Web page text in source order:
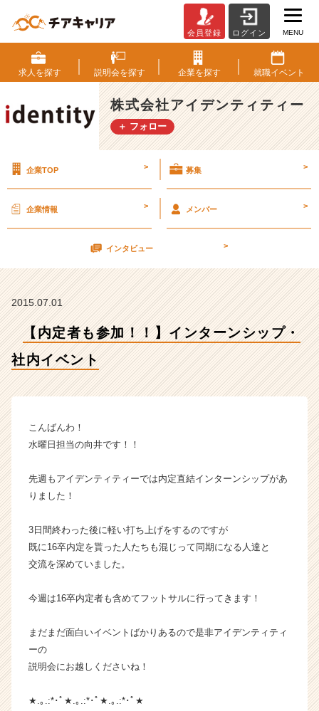
定
者
も
参
加！！】
イ
ン
プ・
社
【株
ア
ン
テ
の
タ
イ
ラ
イ
|
ン
ャ
会員登録 ログイン MENU
求人を探す 説明会を探す 企業を探す 就職イベント
株式会社アイデンティティー
＋ フォロー
企業TOP > 募集 >
企業情報 > メンバー >
インタビュー >
2015.07.01
【内定者も参加！！】インターンシップ・
社内イベント
こんばんわ！
水曜日担当の向井です！！
先週もアイデンティティーでは内定直結インターンシップがあ
りました！
3日間終わった後に軽い打ち上げをするのですが
既に16卒内定を貰った人たちも混じって同期になる人達と
交流を深めていました。
今週は16卒内定者も含めてフットサルに行ってきます！
まだまだ面白いイベントばかりあるので是非アイデンティティ
ーの
説明会にお越しくださいね！
★.｡.:*･ﾟ★.｡.:*･ﾟ★.｡.:*･ﾟ★